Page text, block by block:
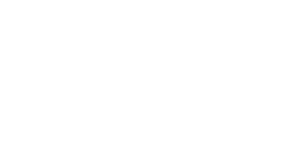
mit Werbestufen und Werbeaktionen für